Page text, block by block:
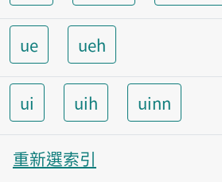
ue ueh
ui uih uinn
重新選索引